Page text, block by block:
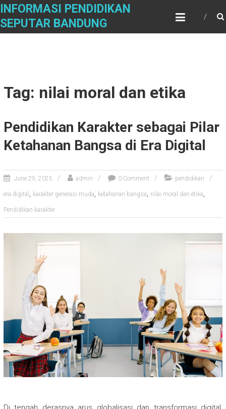
Skip
content
INFORMASI PENDIDIKAN
SEPUTAR BANDUNG
Tag: nilai moral dan etika
Pendidikan Karakter sebagai Pilar
Ketahanan Bangsa di Era Digital
June 29, 2025 admin 0 Comment pendidikan
era digital , karakter generasi muda, ketahanan bangsa, nilai moral dan etika,
Pendidikan karakter